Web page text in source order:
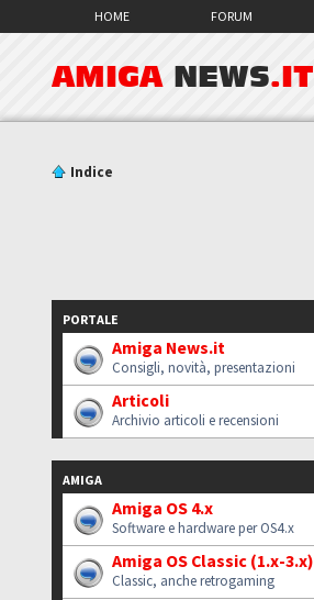
HOME FORUM
AMIGA NEWS.IT
Indice
PORTALE
Amiga News.it
Consigli, novità, presentazioni
Articoli
Archivio articoli e recensioni
AMIGA
Amiga OS 4.x
Software e hardware per OS4.x
Amiga OS Classic (1.x-3.x)
Classic, anche retrogaming